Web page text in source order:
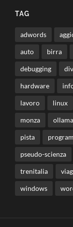
TAG
adwords
auto birra
debugging
hardware
lavoro linux
monza ollama
pista
pseudo-scienza
trenitalia
windows